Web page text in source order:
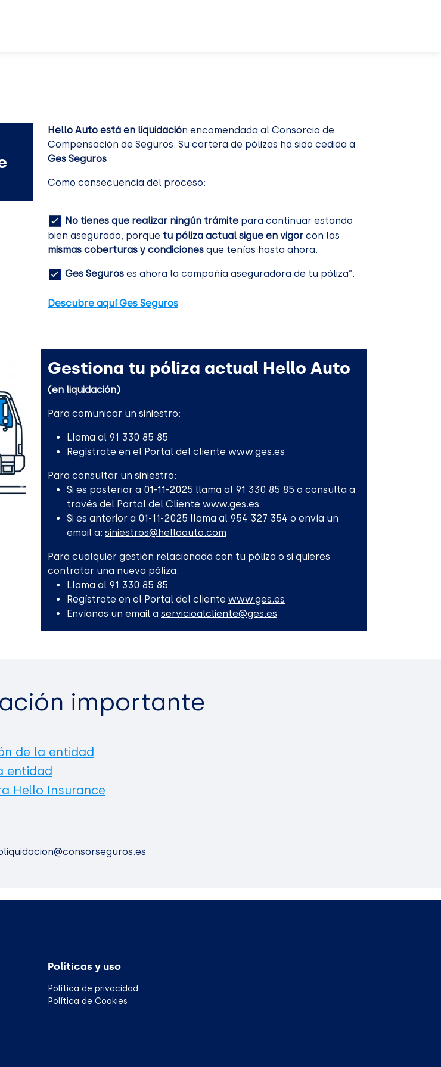
Hello Auto está en liquidación encomendada al Consorcio de
Compensación de Seguros. Su cartera de pólizas ha sido cedida a
Ges Seguros
Como consecuencia del proceso:
No tienes que realizar ningún trámite para continuar estando
bien asegurado, porque tu póliza actual sigue en vigor con las
mismas coberturas y condiciones que tenías hasta ahora.
Ges Seguros es ahora la compañía aseguradora de tu póliza”.
Descubre aquí Ges Seguros
Gestiona tu póliza actual Hello Auto
(en liquidación)
Para comunicar un siniestro:
Llama al 91 330 85 85
Regístrate en el Portal del cliente www.ges.es
Para consultar un siniestro:
Si es posterior a 01-11-2025 llama al 91 330 85 85 o consulta a
través del Portal del Cliente www.ges.es
Si es anterior a 01-11-2025 llama al 954 327 354 o envía un
email a: siniestros@helloauto.com
Para cualquier gestión relacionada con tu póliza o si quieres
contratar una nueva póliza:
Llama al 91 330 85 85
Regístrate en el Portal del cliente www.ges.es
Envíanos un email a servicioalcliente@ges.es
importante
de la entidad
entidad
Hello Insurance
Políticas y uso
Política de privacidad
Política de Cookies